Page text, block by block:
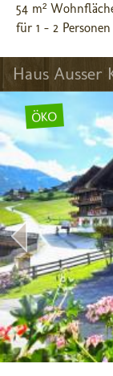
54 m²
für 1 - 2 Personen
Haus
ÖKO